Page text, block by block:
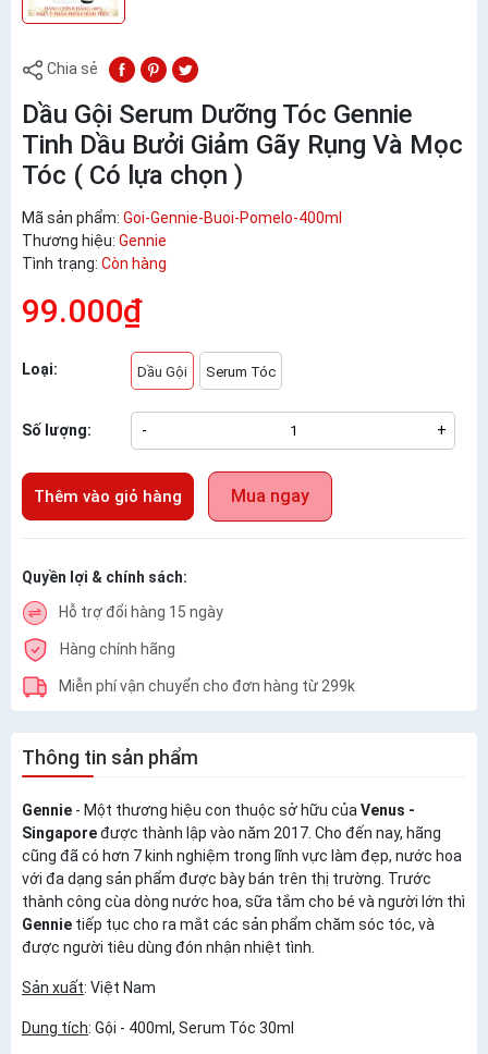
Chia sẻ
Dầu Gội Serum Dưỡng Tóc Gennie
Tinh Dầu Bưởi Giảm Gãy Rụng Và Mọc
Tóc ( Có lựa chọn )
Mã sản phẩm: Goi-Gennie-Buoi-Pomelo-400ml
Thương hiệu: Gennie
Tình trạng: Còn hàng
99.000₫
Loại: Dầu Gội Serum Tóc
Số lượng: - +
Thêm vào giỏ hàng Mua ngay
Quyền lợi & chính sách:
Hỗ trợ đổi hàng 15 ngày
Hàng chính hãng
Miễn phí vận chuyển cho đơn hàng từ 299k
Thông tin sản phẩm
Gennie - Một thương hiệu con thuộc sở hữu của Venus -
Singapoređược thành lập vào năm 2017. Cho đến nay, hãng
cũng đã có hơn 7 kinh nghiệm trong lĩnh vực làm đẹp, nước hoa
với đa dạng sản phẩm được bày bán trên thị trường. Trước
thành công cùa dòng nước hoa, sữa tắm cho bé và người lớn thì
Gennie tiếp tục cho ra mắt các sản phẩm chăm sóc tóc, và
được người tiêu dùng đón nhận nhiệt tình.
Sản xuất: Việt Nam
Dung tích: Gội - 400ml, Serum Tóc 30ml